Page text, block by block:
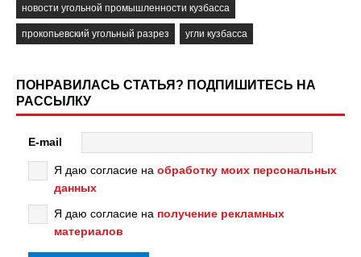
новости угольной промышленности кузбасса
прокопьевский угольный разрез угли кузбасса
ПОНРАВИЛАСЬ СТАТЬЯ? ПОДПИШИТЕСЬ НА
РАССЫЛКУ
E-mail
Я даю согласие на обработку моих персональных
данных
Я даю согласие на получение рекламных
материалов